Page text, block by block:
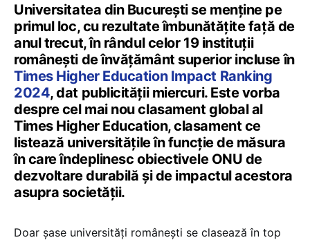
Universitatea din București se menține pe
primul loc, cu rezultate îmbunătățite față de
anul trecut, în rândul celor 19 instituții
românești de învățământ superior incluse în
Times Higher Education Impact Ranking
2024, dat publicității miercuri. Este vorba
despre cel mai nou clasament global al
Times Higher Education, clasament ce
listează universitățile în funcție de măsura
în care îndeplinesc obiectivele ONU de
dezvoltare durabilă și de impactul acestora
asupra societății.
Doar șase universități românești se clasează în top